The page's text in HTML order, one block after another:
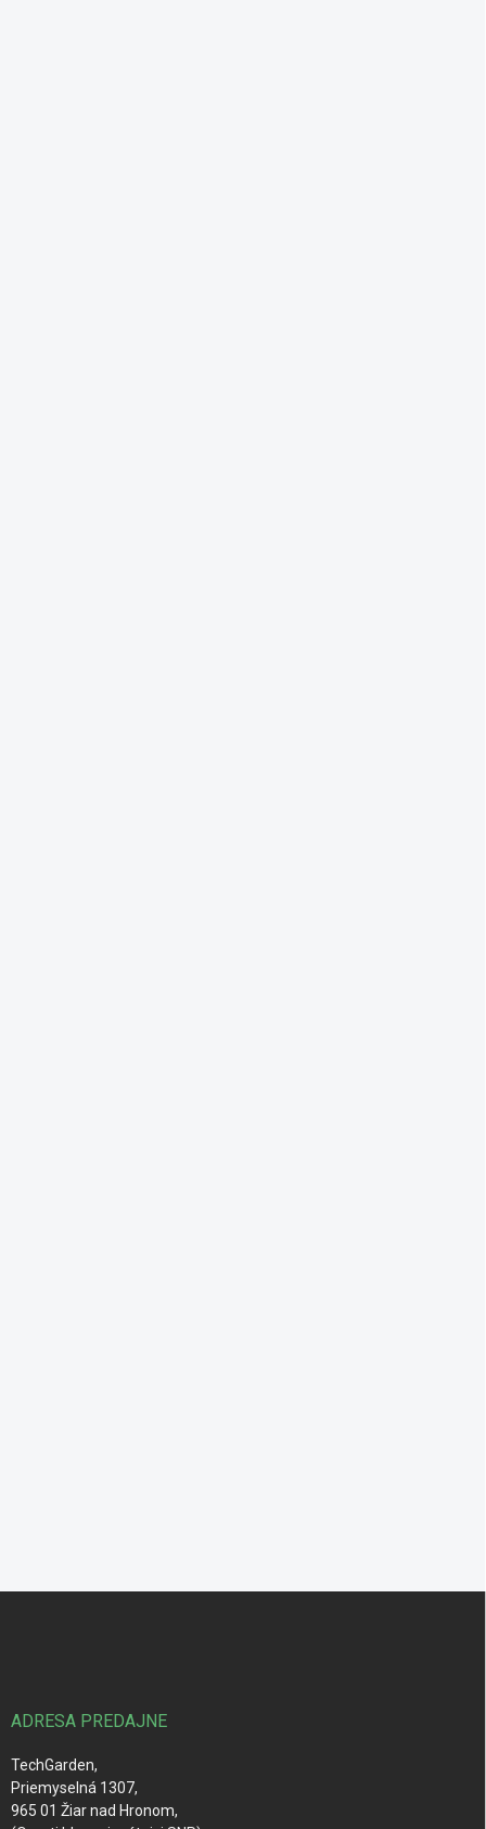
ADRESA PREDAJNE
TechGarden,
Priemyselná 1307,
965 01 Žiar nad Hronom,